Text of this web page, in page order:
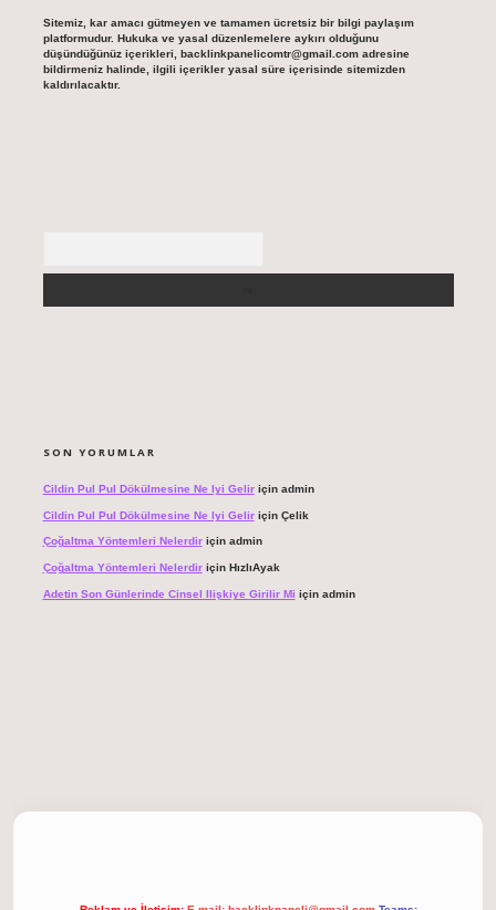
Sitemiz, kar amacı gütmeyen ve tamamen ücretsiz bir bilgi paylaşım
platformudur. Hukuka ve yasal düzenlemelere aykırı olduğunu
düşündüğünüz içerikleri, backlinkpanelicomtr@gmail.comadresine
bildirmeniz halinde, ilgili içerikler yasal süre içerisinde sitemizden
kaldırılacaktır.
SON YORUMLAR
Cildin Pul Pul Dökülmesine Ne Iyi Geliriçin admin
Cildin Pul Pul Dökülmesine Ne Iyi Geliriçin Çelik
Çoğaltma Yöntemleri Nelerdiriçin admin
Çoğaltma Yöntemleri Nelerdiriçin HızlıAyak
Adetin Son Günlerinde Cinsel Ilişkiye Girilir Mi için admin